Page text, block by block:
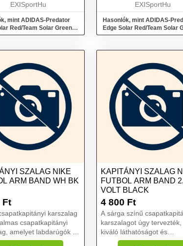
fogást és kén...
EXISportHu
mint ADIDAS-Predator
Red/Team Solar Green
Tökéletes fogást és kén...
EXISportHu
Hasonlók, mint ADIDAS-
Edge Solar Red/Team Solar
Piros 9
SZALAG NIKE
ARM BAND WH BK
Ft
karszalag
csapatkapitányi
amelyet labdarúgók és
számára terveztek,
KAPITÁNYI SZALAG
FUTBOL ARM BAND
VOLT BLACK
4 800 Ft
A sárga színű
karszalagot úgy
kiváló láthatóságot és
megbízható funkcionalitást